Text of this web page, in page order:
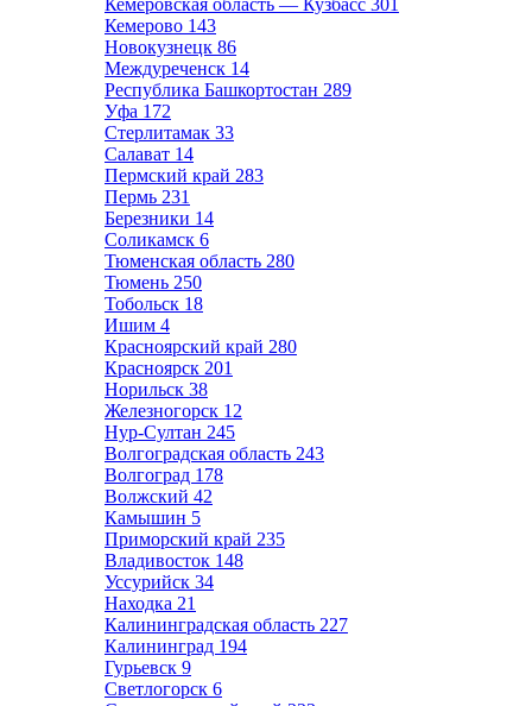
Кемеровская область — Кузбасс 301
Кемерово 143
Новокузнецк 86
Междуреченск 14
Республика Башкортостан 289
Уфа 172
Стерлитамак 33
Салават 14
Пермский край 283
Пермь 231
Березники 14
Соликамск 6
Тюменская область 280
Тюмень 250
Тобольск 18
Ишим 4
Красноярский край 280
Красноярск 201
Норильск 38
Железногорск 12
Нур-Султан 245
Волгоградская область 243
Волгоград 178
Волжский 42
Камышин 5
Приморский край 235
Владивосток 148
Уссурийск 34
Находка 21
Калининградская область 227
Калининград 194
Гурьевск 9
Светлогорск 6